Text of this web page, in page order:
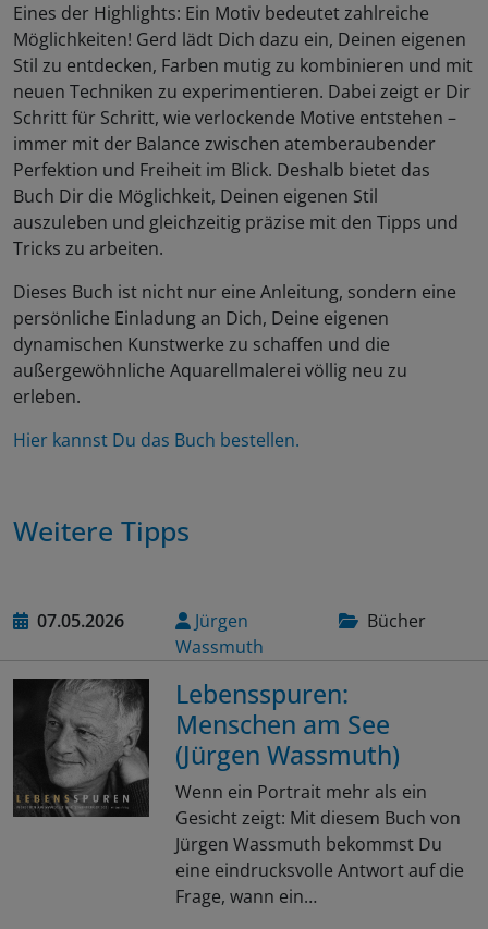
Eines der Highlights: Ein Motiv bedeutet zahlreiche
Möglichkeiten! Gerd lädt Dich dazu ein, Deinen eigenen
Stil zu entdecken, Farben mutig zu kombinieren und mit
neuen Techniken zu experimentieren. Dabei zeigt er Dir
Schritt für Schritt, wie verlockende Motive entstehen –
immer mit der Balance zwischen atemberaubender
Perfektion und Freiheit im Blick. Deshalb bietet das
Buch Dir die Möglichkeit, Deinen eigenen Stil
auszuleben und gleichzeitig präzise mit den Tipps und
Tricks zu arbeiten.
Dieses Buch ist nicht nur eine Anleitung, sondern eine
persönliche Einladung an Dich, Deine eigenen
dynamischen Kunstwerke zu schaffen und die
außergewöhnliche Aquarellmalerei völlig neu zu
erleben.
Hier kannst Du das Buch bestellen.
Weitere Tipps
07.05.2026
Jürgen
Wassmuth
Bücher
Lebensspuren:
Menschen am See
(Jürgen Wassmuth)
Wenn ein Portrait mehr als ein
Gesicht zeigt: Mit diesem Buch von
Jürgen Wassmuth bekommst Du
eine eindrucksvolle Antwort auf die
Frage, wann ein…